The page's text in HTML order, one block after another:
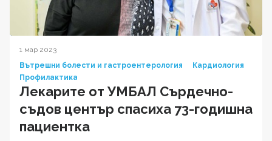
1 мар 2023
Вътрешни болести и гастроентерология
Кардиология
Профилактика
Лекарите от УМБАЛ Сърдечно-
съдов център спасиха 73-годишна
пациентка